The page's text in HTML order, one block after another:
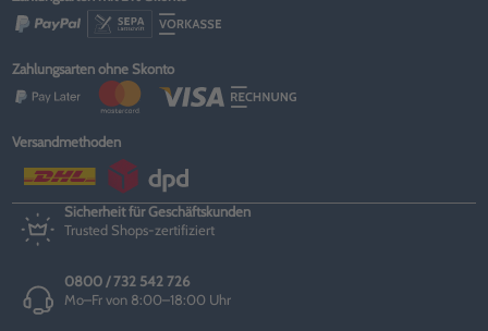
Zahlungsarten ohne Skonto
Versandmethoden
Sicherheit für Geschäftskunden
Trusted Shops-zertifiziert
0800 / 732 542 726
Mo–Fr von 8:00–18:00 Uhr